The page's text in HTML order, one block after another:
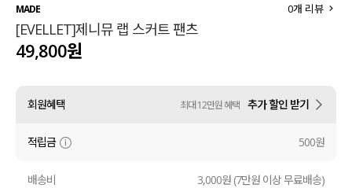
티셔츠
셔츠
원피스
니트
언더웨어
MADE
[EVELLET]제니뮤 랩 스커트 팬츠
0개 리뷰
49,800원
회원혜택 최대 12만원 혜택 추가 할인 받기
적립금 500원
배송비 3,000원 (7만원 이상 무료배송)